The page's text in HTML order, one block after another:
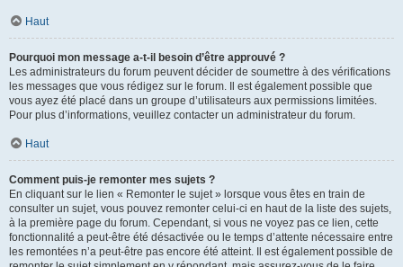
Haut
Pourquoi mon message a-t-il besoin d’être approuvé ?
Les administrateurs du forum peuvent décider de soumettre à des vérifications
les messages que vous rédigez sur le forum. Il est également possible que
vous ayez été placé dans un groupe d’utilisateurs aux permissions limitées.
Pour plus d’informations, veuillez contacter un administrateur du forum.
Haut
Comment puis-je remonter mes sujets ?
En cliquant sur le lien « Remonter le sujet » lorsque vous êtes en train de
consulter un sujet, vous pouvez remonter celui-ci en haut de la liste des sujets,
à la première page du forum. Cependant, si vous ne voyez pas ce lien, cette
fonctionnalité a peut-être été désactivée ou le temps d’attente nécessaire entre
les remontées n’a peut-être pas encore été atteint. Il est également possible de